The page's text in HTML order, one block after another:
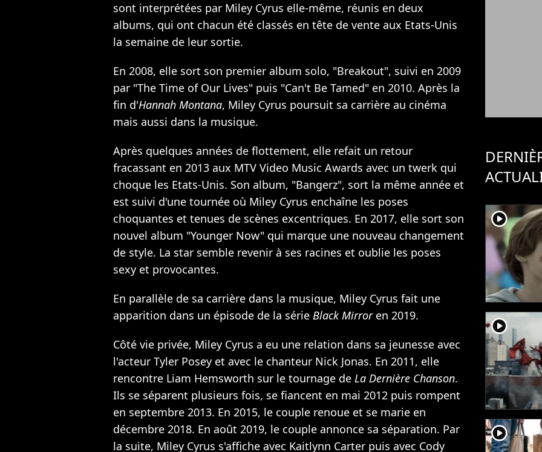
sont interprétées par Miley Cyrus elle-même, réunis en deux
albums, qui ont chacun été classés en tête de vente aux Etats-Unis
la semaine de leur sortie.
En 2008, elle sort son premier album solo, "Breakout", suivi en 2009
par "The Time of Our Lives" puis "Can't Be Tamed" en 2010. Après la
fin d'Hannah Montana, Miley Cyrus poursuit sa carrière au cinéma
mais aussi dans la musique.
Après quelques années de flottement, elle refait un retour
fracassant en 2013 aux MTV Video Music Awards avec un twerk qui
choque les Etats-Unis. Son album, "Bangerz", sort la même année et
est suivi d'une tournée où Miley Cyrus enchaîne les poses
choquantes et tenues de scènes excentriques. En 2017, elle sort son
nouvel album "Younger Now" qui marque une nouveau changement
de style. La star semble revenir à ses racines et oublie les poses
sexy et provocantes.
En parallèle de sa carrière dans la musique, Miley Cyrus fait une
apparition dans un épisode de la série Black Mirroren 2019.
Côté vie privée, Miley Cyrus a eu une relation dans sa jeunesse avec
l'acteur Tyler Posey et avec le chanteur Nick Jonas. En 2011, elle
rencontre Liam Hemsworth sur le tournage de La Dernière Chanson.
Ils se séparent plusieurs fois, se fiancent en mai 2012 puis rompent
en septembre 2013. En 2015, le couple renoue et se marie en
décembre 2018. En août 2019, le couple annonce sa séparation. Par
la suite, Miley Cyrus s'affiche avec Kaitlynn Carter puis avec Cody
player2
player2
player2